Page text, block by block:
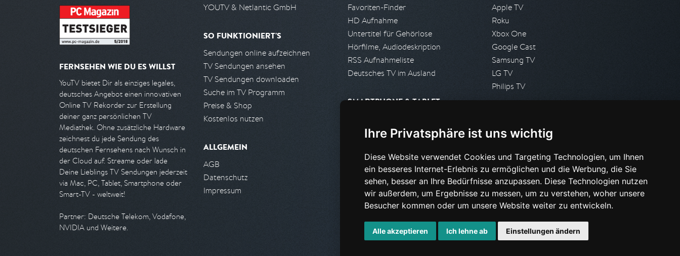
Ihre Privatsphäre ist uns wichtig
Diese Website verwendet Cookies und Targeting Technologien, um Ihnen
ein besseres Internet-Erlebnis zu ermöglichen und die Werbung, die Sie
sehen, besser an Ihre Bedürfnisse anzupassen. Diese Technologien nutzen
wir außerdem, um Ergebnisse zu messen, um zu verstehen, woher unsere
Besucher kommen oder um unsere Website weiter zu entwickeln.
Alle akzeptieren Ich lehne ab Einstellungen ändern
FERNSEHEN WIE DU ES WILLST
YouTV bietet Dir als einziges legales,
deutsches Angebot einen innovativen
Online TV Rekorder zur Erstellung
deiner ganz persönlichen TV
Mediathek. Ohne zusätzliche Hardware
zeichnest du jede Sendung des
deutschen Fernsehens nach Wunsch in
der Cloud auf. Streame oder lade
Deine Lieblings TV Sendungen jederzeit
via Mac, PC, Tablet, Smartphone oder
Smart-TV - weltweit!
Partner: Deutsche Telekom, Vodafone,
NVIDIA und Weitere.
YOUTV & Netlantic GmbH
SO FUNKTIONIERT'S
Sendungen online aufzeichnen
TV Sendungen ansehen
TV Sendungen downloaden
Suche im TV Programm
Preise & Shop
Kostenlos nutzen
ALLGEMEIN
AGB
Datenschutz
Impressum
Favoriten-Finder
HD Aufnahme
Untertitel für Gehörlose
Hörfilme, Audiodeskription
RSS Aufnahmeliste
Deutsches TV im Ausland
SMARTPHONE & TABLET
Android App
PARTNER
Partnerliste
Partner werden
Apple TV
Roku
Xbox One
Google Cast
Samsung TV
LG TV
Philips TV
Presseanfrage stellen
HILFE & SUPPORT
Häufig gestellte Fragen
Anfrage stellen